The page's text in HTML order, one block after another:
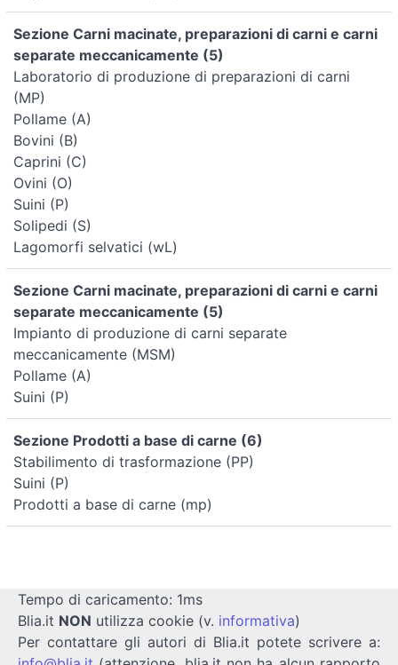
Sezione Carni macinate, preparazioni di carni e carni
separate meccanicamente (5)
Laboratorio di produzione di preparazioni di carni
(MP)
Pollame (A)
Bovini (B)
Caprini (C)
Ovini (O)
Suini (P)
Solipedi (S)
Lagomorfi selvatici (wL)
Sezione Carni macinate, preparazioni di carni e carni
separate meccanicamente (5)
Impianto di produzione di carni separate
meccanicamente (MSM)
Pollame (A)
Suini (P)
Sezione Prodotti a base di carne (6)
Stabilimento di trasformazione (PP)
Suini (P)
Prodotti a base di carne (mp)
Tempo di caricamento: 1ms
Blia.it NON utilizza cookie (v. informativa)
Per contattare gli autori di Blia.it potete scrivere a: